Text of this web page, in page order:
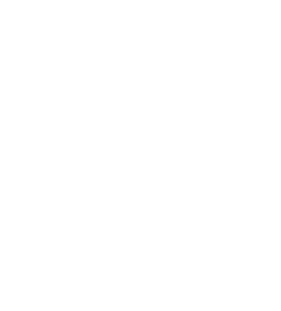
습니다. 방문 전에 최신 정보를 확인해주세요.